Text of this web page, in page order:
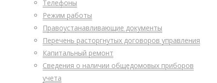
Телефоны
Режим работы
Правоустанавливающие документы
Перечень расторгнутых договоров управления
Капитальный ремонт
Сведения о наличии общедомовых приборов
учета